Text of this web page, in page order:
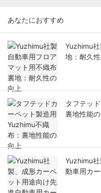
あなたにおすすめ
Yuzhimu
地：耐久
タフテッ
裏地性能
Yuzhimu
動車用カ